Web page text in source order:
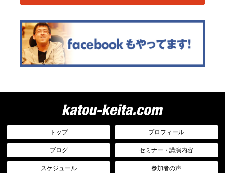
トップ プロフィール
ブログ セミナー・講演内容
スケジュール 参加者の声